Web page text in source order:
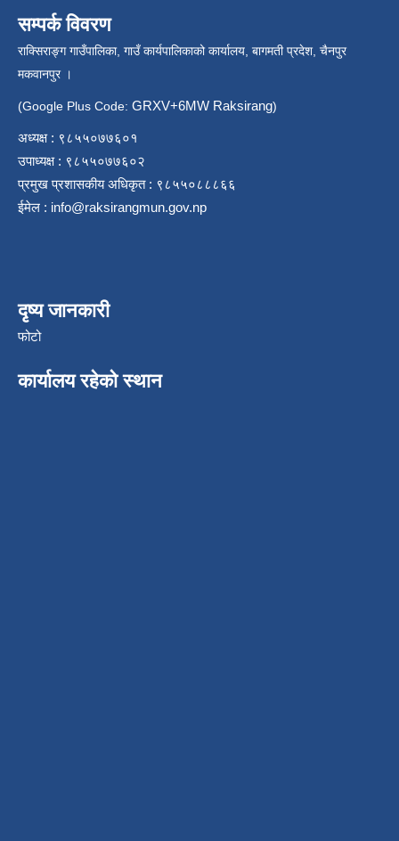
सम्पर्क विवरण
राक्सिराङ्ग गाउँपालिका, गाउँ कार्यपालिकाको कार्यालय, बागमती प्रदेश, चैनपुर
मकवानपुर ।
(Google Plus Code: GRXV+6MW Raksirang)
अध्यक्ष : ९८५५०७७६०१
उपाध्यक्ष : ९८५५०७७६०२
प्रमुख प्रशासकीय अधिकृत : ९८५५०८८८६६
ईमेल : info@raksirangmun.gov.np
दृष्य जानकारी
फोटो
कार्यालय रहेको स्थान